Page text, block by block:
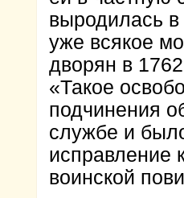
выродилась в
уже всякое
дворян в
«Такое
подчинения
службе и
исправление
воинской